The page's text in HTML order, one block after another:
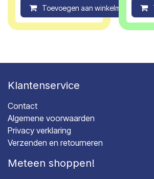
Toevoegen aan winkelmandje
Klantenservice
Contact
Algemene voorwaarden
Privacy verklaring
Verzenden en retourneren
Meteen shoppen!